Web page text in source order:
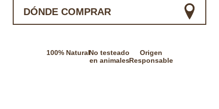
DÓNDE COMPRAR
100% NaturalNo testeado
en animales
Origen
Responsable